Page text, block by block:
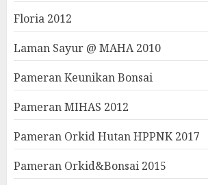
Floria 2012
Laman Sayur @ MAHA 2010
Pameran Keunikan Bonsai
Pameran MIHAS 2012
Pameran Orkid Hutan HPPNK 2017
Pameran Orkid&Bonsai 2015